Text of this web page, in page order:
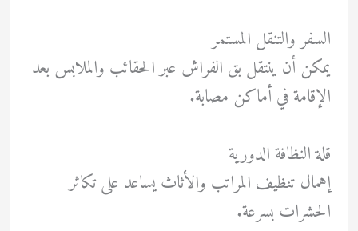
السفر والتنقل المستمر
يمكن أن ينتقل بق الفراش عبر الحقائب والملابس بعد
الإقامة في أماكن مصابة.
قلة النظافة الدورية
إهمال تنظيف المراتب والأثاث يساعد على تكاثر
الحشرات بسرعة.